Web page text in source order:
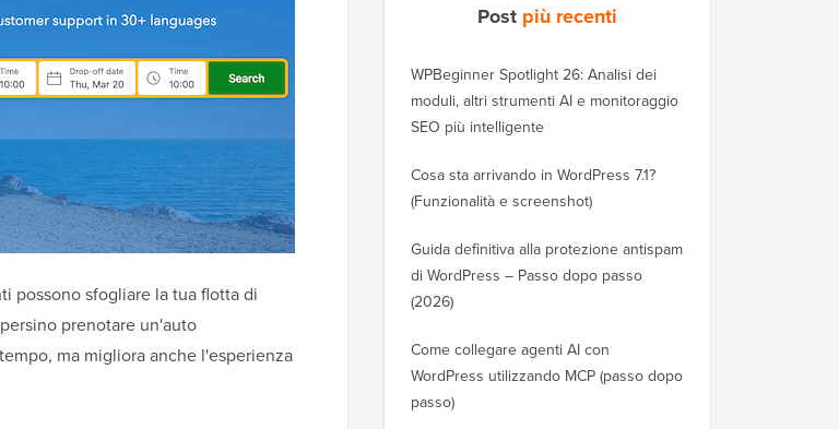
possono sfogliare la tua flotta di
prenotare un'auto
ma migliora anche l'esperienza
Post più recenti
WPBeginner Spotlight 26: Analisi dei
moduli, altri strumenti AI e monitoraggio
SEO più intelligente
Cosa sta arrivando in WordPress 7.1?
(Funzionalità e screenshot)
Guida definitiva alla protezione antispam
di WordPress – Passo dopo passo
(2026)
Come collegare agenti AI con
WordPress utilizzando MCP (passo dopo
passo)